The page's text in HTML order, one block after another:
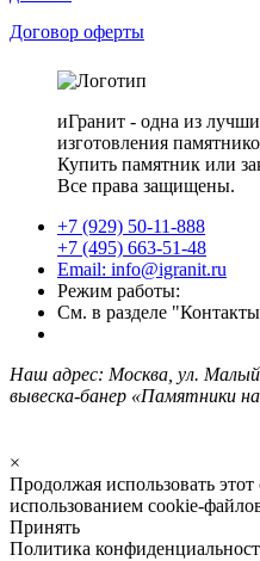
Договор оферты
иГранит - одна из
изготовления
Купить памятник или
Все права защищены.
+7 (929) 50-11-888
+7 (495) 663-51-48
Email: info@igranit.ru
Режим работы:
См. в разделе
Наш адрес: Москва, ул. Малый
вывеска-банер «Памятники
×
Продолжая использовать этот
использованием cookie-
Принять
Политика